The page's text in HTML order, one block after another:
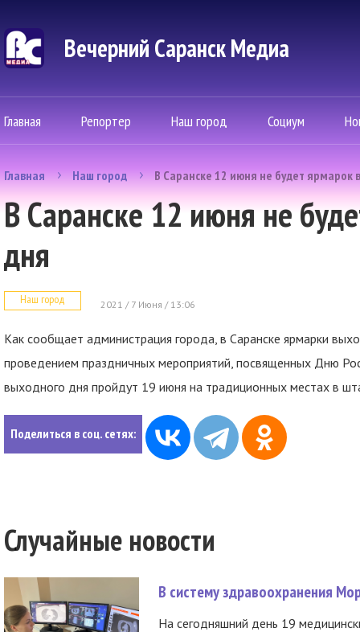
Вечерний Саранск Mедиа
Главная Репортер Наш город Социум
Главная Наш город В Саранске 12 июня не будет ярмарок
В Саранске 12 июня не
дня
Наш город 2021 / 7 Июня / 13:06
Как сообщает администрация города, в Саранске ярмарки
проведением праздничных мероприятий, посвященных Дню
выходного дня пройдут 19 июня на традиционных местах в
Поделиться в соц. сетях:
Случайные новости
В систему здравоохранения
На сегодняшний день 19